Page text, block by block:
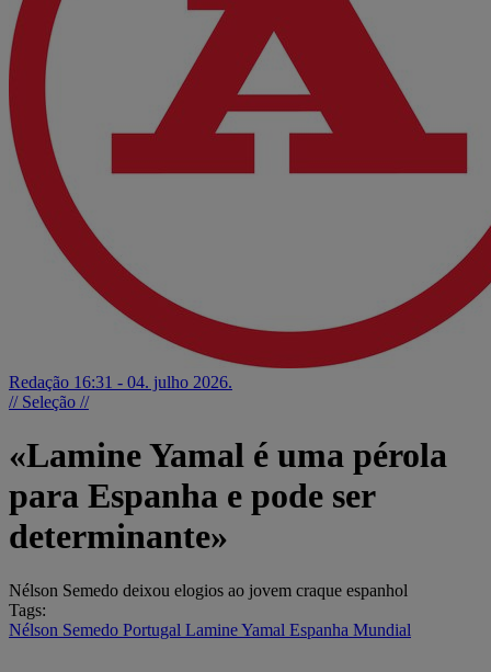
Redação 16:31 - 04. julho 2026.
// Seleção //
«Lamine Yamal é uma pérola
para Espanha e pode ser
determinante»
Nélson Semedo deixou elogios ao jovem craque espanhol
Tags:
Nélson Semedo Portugal Lamine Yamal Espanha Mundial